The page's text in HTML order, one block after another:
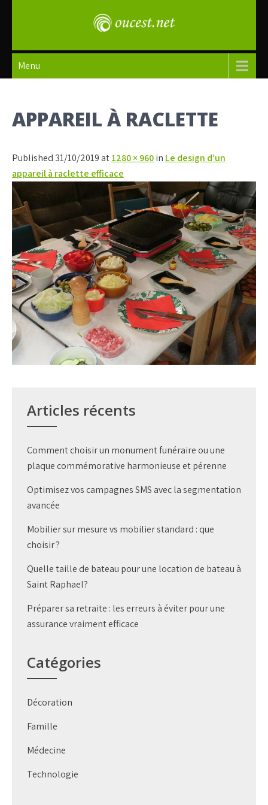
oucest
Menu
APPAREIL À RACLETTE
Published 31/10/2019 at1280 × 960in Le design d’un
appareil à raclette efficace
Articles récents
Comment choisir un monument funéraire ou une
plaque commémorative harmonieuse et pérenne
Optimisez vos campagnes SMS avec la segmentation
avancée
Mobilier sur mesure vs mobilier standard : que
choisir ?
Quelle taille de bateau pour une location de bateau à
Saint Raphael?
Préparer sa retraite : les erreurs à éviter pour une
assurance vraiment efficace
Catégories
Décoration
Famille
Médecine
Technologie